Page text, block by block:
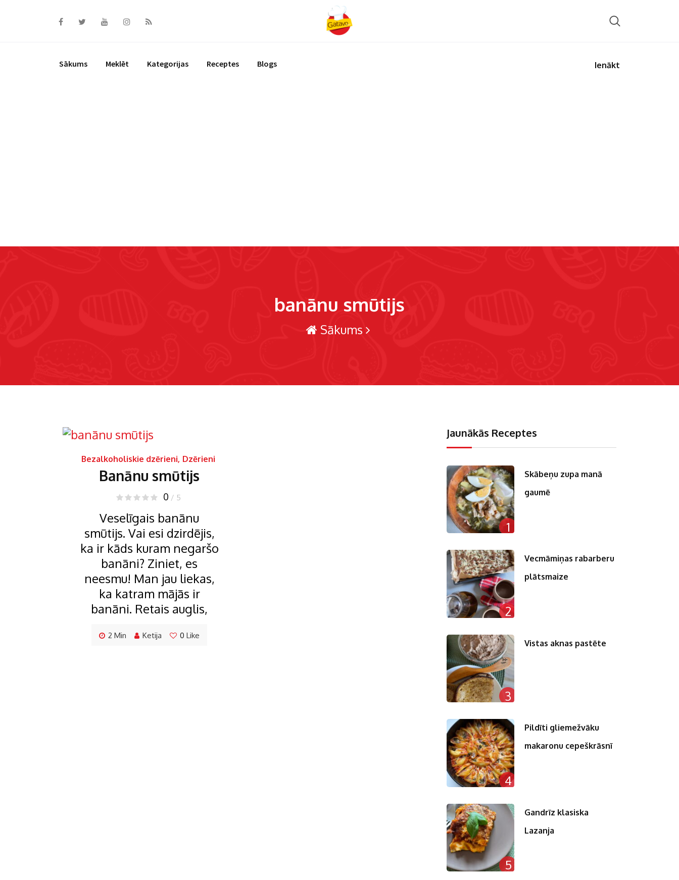
Sākums Meklēt Kategorijas Receptes Blogs Ienākt
banānu smūtijs
Sākums
Bezalkoholiskie dzērieni, Dzērieni
Banānu smūtijs
0 / 5
Veselīgais banānu
smūtijs. Vai esi dzirdējis,
ka ir kāds kuram negaršo
banāni? Ziniet, es
neesmu! Man jau liekas,
ka katram mājās ir
banāni. Retais auglis,
2 Min Ketija 0 Like
Jaunākās Receptes
1
Skābeņu zupa manā
gaumē
2
Vecmāmiņas rabarberu
plātsmaize
3
Vistas aknas pastēte
4
Pildīti gliemežvāku
makaronu cepeškrāsnī
5
Gandrīz klasiska
Lazanja